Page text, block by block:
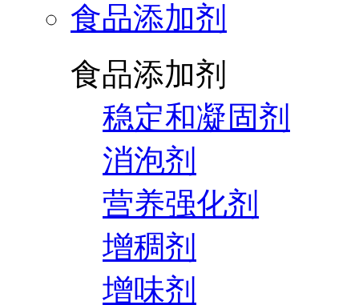
食品添加剂
食品添加剂
稳定和凝固剂
消泡剂
营养强化剂
增稠剂
增味剂